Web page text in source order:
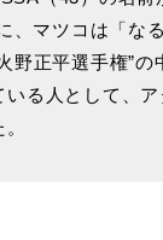
、マツコは「な
野正平選手権”
いる人として、